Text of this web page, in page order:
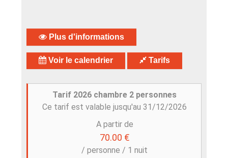
Plus d'informations
Voir le calendrier Tarifs
Tarif 2026 chambre 2 personnes
Ce tarif est valable jusqu'au 31/12/2026
A partir de
70.00 €
/ personne / 1 nuit